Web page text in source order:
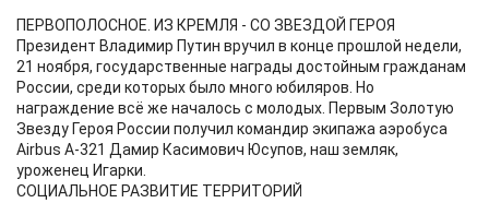
ПЕРВОПОЛОСНОЕ. ИЗ КРЕМЛЯ - СО ЗВЕЗДОЙ ГЕРОЯ
Президент Владимир Путин вручил в конце прошлой недели,
21 ноября, государственные награды достойным гражданам
России, среди которых было много юбиляров. Но
награждение всё же началось с молодых. Первым Золотую
Звезду Героя России получил командир экипажа аэробуса
Airbus А-321 Дамир Касимович Юсупов, наш земляк,
уроженец Игарки.
СОЦИАЛЬНОЕ РАЗВИТИЕ ТЕРРИТОРИЙ